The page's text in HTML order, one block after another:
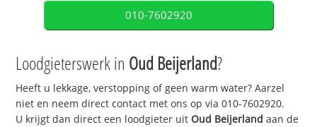
010-7602920
Loodgieterswerk in Oud Beijerland?
Heeft u lekkage, verstopping of geen warm water? Aarzel
niet en neem direct contact met ons op via 010-7602920.
U krijgt dan direct een loodgieter uitOud Beijerland aan de